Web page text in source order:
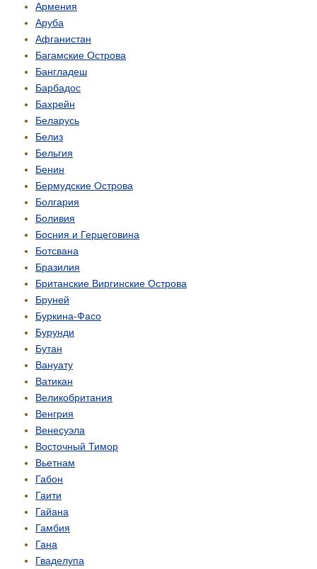
Армения
Аруба
Афганистан
Багамские Острова
Бангладеш
Барбадос
Бахрейн
Беларусь
Белиз
Бельгия
Бенин
Бермудские Острова
Болгария
Боливия
Босния и Герцеговина
Ботсвана
Бразилия
Британские Виргинские Острова
Бруней
Буркина-Фасо
Бурунди
Бутан
Вануату
Ватикан
Великобритания
Венгрия
Венесуэла
Восточный Тимор
Вьетнам
Габон
Гаити
Гайана
Гамбия
Гана
Гваделупа